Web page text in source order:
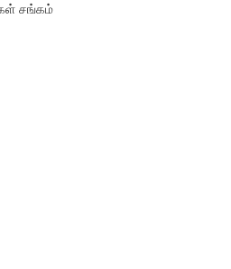
சங்கம்